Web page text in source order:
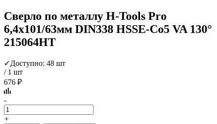
Сверло по металлу H-Tools Pro
6,4x101/63мм DIN338 HSSE-Co5 VA 130°
215064HT
✓Доступно: 48 шт
/ 1 шт
676 ₽
-
+